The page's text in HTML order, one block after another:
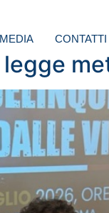
MEDIA CONTATTI